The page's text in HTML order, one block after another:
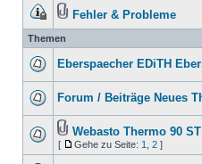
Fehler & Probleme
Themen
Eberspaecher EDiTH
Forum / Beiträge Neues
Webasto Thermo 90
[ Gehe zu Seite: 1 2 ]